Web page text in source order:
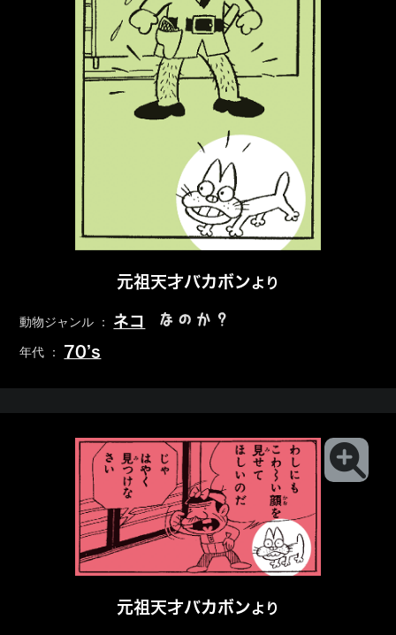
元祖天才バカボンより
動物ジャンル ： ネコ なのか？
年代 ： 70’s
元祖天才バカボンより